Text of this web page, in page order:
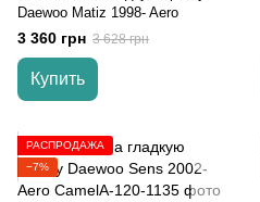
Daewoo Matiz 1998- Aero
3 360 грн 3 628 грн
Купить
РАСПРОДАЖА
−7%